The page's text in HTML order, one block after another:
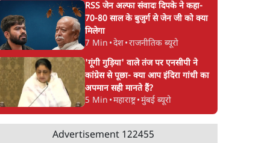
RSS जेन अल्फा संवादः दिपके ने कहा-
70-80 साल के बुजुर्ग से जेन जी को क्या
मिलेगा
7 Min •देश•राजनीतिक ब्यूरो
'गूंगी गुड़िया' वाले तंज पर एनसीपी ने
कांग्रेस से पूछा- क्या आप इंदिरा गांधी का
अपमान सही मानते हैं?
5 Min •महाराष्ट्र•मुंबई ब्यूरो
Advertisement 122455